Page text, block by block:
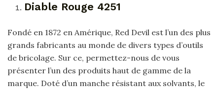
Diable Rouge 4251
Fondé en 1872 en Amérique, Red Devil est l’un des plus
grands fabricants au monde de divers types d’outils
de bricolage. Sur ce, permettez-nous de vous
présenter l’un des produits haut de gamme de la
marque. Doté d’un manche résistant aux solvants, le